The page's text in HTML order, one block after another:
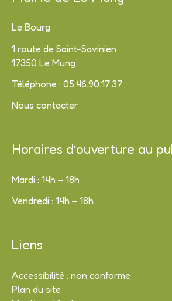
Le Bourg
1 route de Saint-Savinien
17350 Le Mung
Téléphone : 05.46.90.17.37
Nous contacter
Horaires d’ouverture au
Mardi : 14h – 18h
Vendredi : 14h – 18h
Liens
Accessibilité : non conforme
Plan du site